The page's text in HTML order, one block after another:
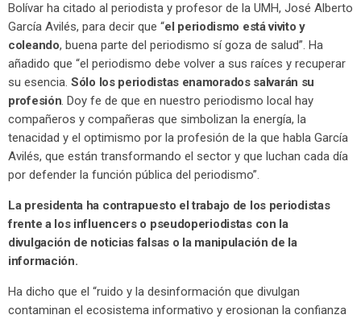
Bolívar ha citado al periodista y profesor de la UMH, José Alberto
García Avilés, para decir que “el periodismo está vivito y
coleando, buena parte del periodismo sí goza de salud”. Ha
añadido que “el periodismo debe volver a sus raíces y recuperar
su esencia. Sólo los periodistas enamorados salvarán su
profesión. Doy fe de que en nuestro periodismo local hay
compañeros y compañeras que simbolizan la energía, la
tenacidad y el optimismo por la profesión de la que habla García
Avilés, que están transformando el sector y que luchan cada día
por defender la función pública del periodismo”.
La presidenta ha contrapuesto el trabajo de los periodistas
frente a los influencers o pseudoperiodistas con la
divulgación de noticias falsas o la manipulación de la
información.
Ha dicho que el “ruido y la desinformación que divulgan
contaminan el ecosistema informativo y erosionan la confianza